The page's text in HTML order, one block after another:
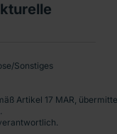
Sonstiges
Artikel 17 MAR,